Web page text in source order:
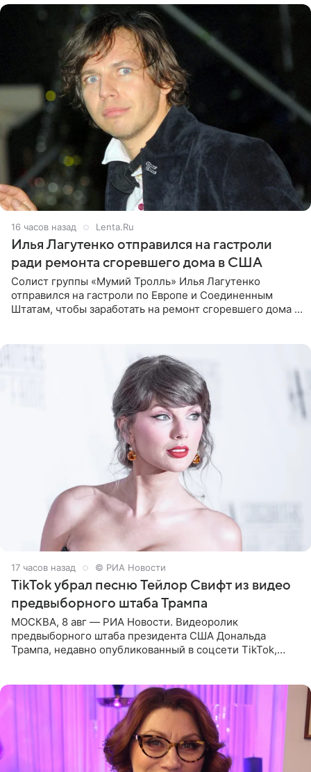
16 часов назад Lenta.Ru
Илья Лагутенко отправился на гастроли
ради ремонта сгоревшего дома в США
Солист группы «Мумий Тролль» Илья Лагутенко
отправился на гастроли по Европе и Соединенным
Штатам, чтобы заработать на ремонт сгоревшего дома в
17 часов назад © РИА Новости
TikTok убрал песню Тейлор Свифт из видео
предвыборного штаба Трампа
МОСКВА, 8 авг — РИА Новости. Видеоролик
предвыборного штаба президента США Дональда
Трампа, недавно опубликованный в соцсети TikTok,